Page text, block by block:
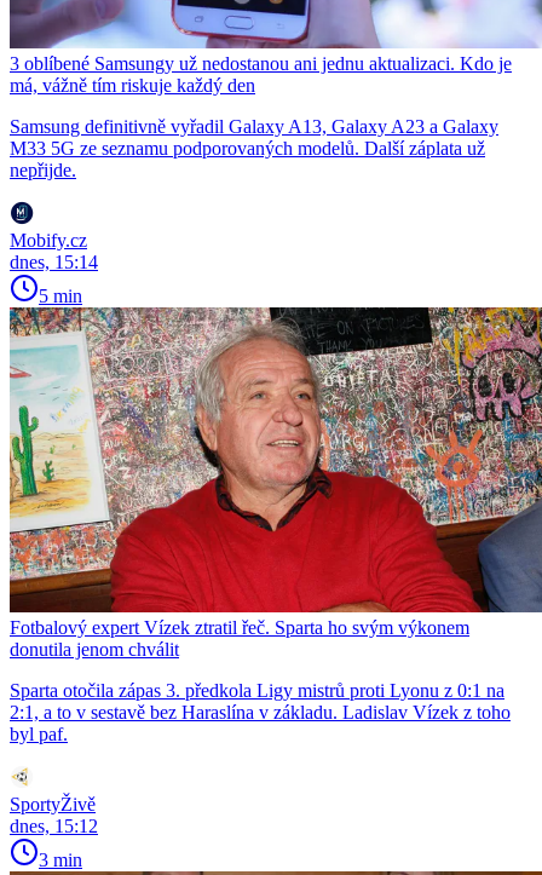
3 oblíbené Samsungy už nedostanou ani jednu aktualizaci. Kdo je
má, vážně tím riskuje každý den
Samsung definitivně vyřadil Galaxy A13, Galaxy A23 a Galaxy
M33 5G ze seznamu podporovaných modelů. Další záplata už
nepřijde.
Mobify.cz
dnes, 15:14
5 min
Fotbalový expert Vízek ztratil řeč. Sparta ho svým výkonem
donutila jenom chválit
Sparta otočila zápas 3. předkola Ligy mistrů proti Lyonu z 0:1 na
2:1, a to v sestavě bez Haraslína v základu. Ladislav Vízek z toho
byl paf.
SportyŽivě
dnes, 15:12
3 min